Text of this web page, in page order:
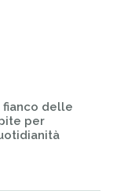
fianco delle
per